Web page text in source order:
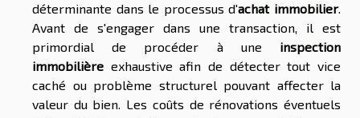
déterminante dans le processus d'achat immobilier.
Avant de s'engager dans une transaction, il est
primordial de procéder à une inspection
immobilière exhaustive afin de détecter tout vice
caché ou problème structurel pouvant affecter la
valeur du bien. Les coûts de rénovations éventuels